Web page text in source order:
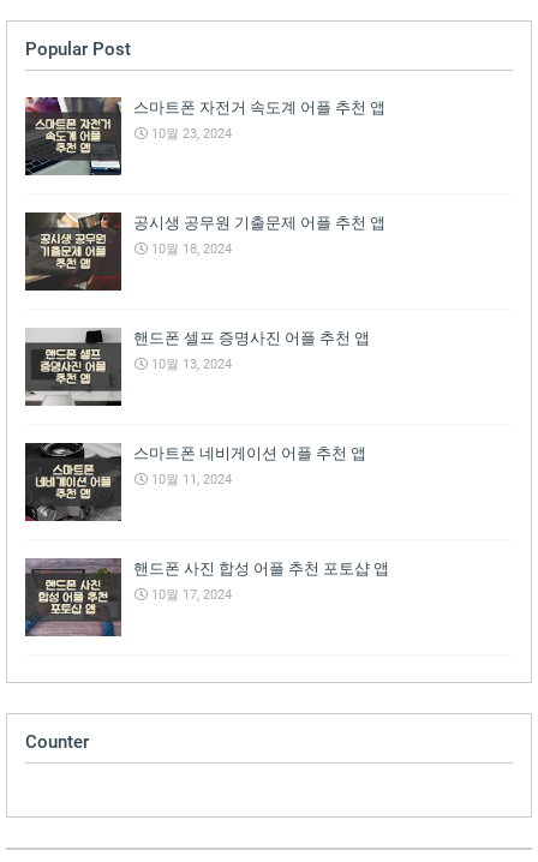
Popular Post
스마트폰 자전거 속도계 어플 추천 앱
10월 23, 2024
공시생 공무원 기출문제 어플 추천 앱
10월 18, 2024
핸드폰 셀프 증명사진 어플 추천 앱
10월 13, 2024
스마트폰 네비게이션 어플 추천 앱
10월 11, 2024
핸드폰 사진 합성 어플 추천 포토샵 앱
10월 17, 2024
Counter